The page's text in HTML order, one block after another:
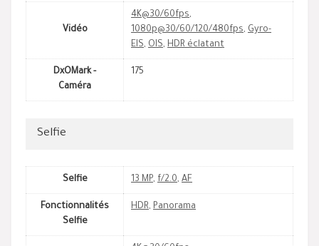
Vidéo
4K@30/60fps,
1080p@30/60/120/480fps, Gyro-
EIS, OIS, HDR éclatant
DxOMark -
Caméra
175
Selfie
Selfie 13 MP, f/2.0, AF
Fonctionnalités
Selfie
HDR, Panorama